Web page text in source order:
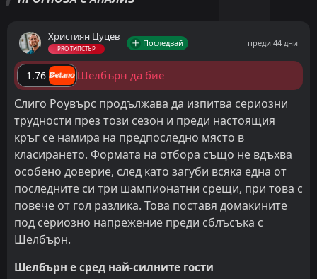
Християн Цуцев
PRO ТИПСТЪР
Последвай преди 44 дни
1.76 Шелбърн да бие
Слиго Роувърс продължава да изпитва сериозни
трудности през този сезон и преди настоящия
кръг се намира на предпоследно място в
класирането. Формата на отбора също не вдъхва
особено доверие, след като загуби всяка една от
последните си три шампионатни срещи, при това с
повече от гол разлика. Това поставя домакините
под сериозно напрежение преди сблъсъка с
Шелбърн.
Шелбърн е сред най-силните гости